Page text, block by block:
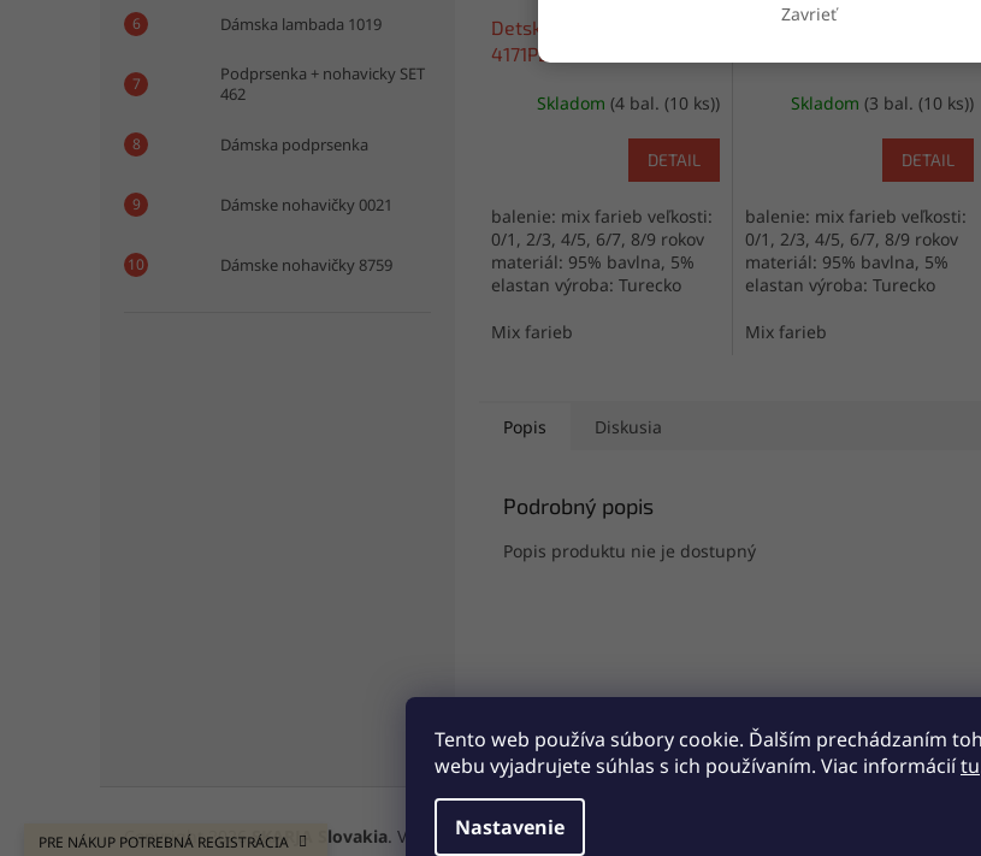
Zavrieť
Tento web používa súbory cookie. Ďalším prechádzaním
webu vyjadrujete súhlas s ich používaním. Viac informáciítu
Nastavenie
PRE NÁKUP POTREBNÁ REGISTRÁCIA
Dámska lambada 1019
Podprsenka + nohavicky SET
462
Dámska podprsenka
Dámske nohavičky 0021
Dámske nohavičky 8759
Detské nohavičky Donella
4171PB53
Skladom (4 bal. (10 ks))
DETAIL
balenie: mix farieb veľkosti:
0/1, 2/3, 4/5, 6/7, 8/9 rokov
materiál: 95% bavlna, 5%
elastan výroba: Turecko
Mix farieb
Detské nohavičky Donella
Skladom (3 bal. (10 ks))
DETAIL
balenie: mix farieb veľkosti:
0/1, 2/3, 4/5, 6/7, 8/9 rokov
materiál: 95% bavlna, 5%
elastan výroba: Turecko
Mix farieb
Popis Diskusia
Podrobný popis
Popis produktu nie je dostupný
Copyright 2026SKARJA Slovakia. Všetky práva vyhradené.